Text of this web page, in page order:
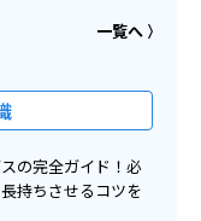
一覧へ
の完全ガイド！必
持ちさせるコツを